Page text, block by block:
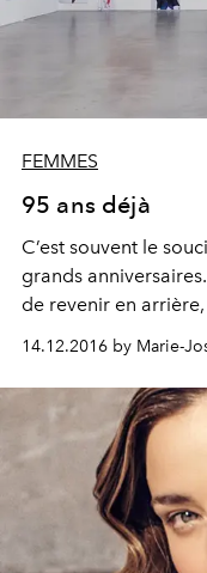
FEMMES
95 ans déjà
C’est souvent le
grands
de revenir en
Imaginez alors ce
lorsque le temps est
14.12.2016 by Marie-